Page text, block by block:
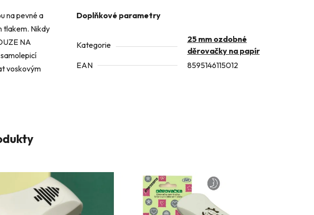
na pevné a
tlakem. Nikdy
NA
voskovým
Doplňkové parametry
Kategorie
25 mm ozdobné
děrovačky na papír
EAN
8595146115012